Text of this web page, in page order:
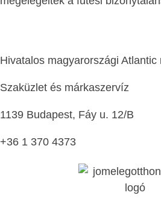
Hivatalos magyarországi
Szaküzlet és márkaszervíz
1139 Budapest, Fáy u. 12/B
+36 1 370 4373